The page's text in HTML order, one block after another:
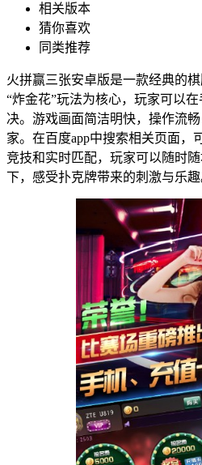
相关版本
猜你喜欢
同类推荐
火拼赢三张安卓版是一款经典的
“炸金花”玩法为核心，玩家可以
决。游戏画面简洁明快，操作流
家。在百度app中搜索相关页面，
竞技和实时匹配，玩家可以随时
下，感受扑克牌带来的刺激与乐趣